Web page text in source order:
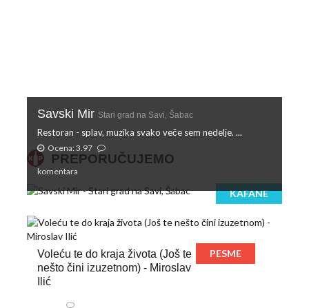
PREPORUČUJEMO
KAFANE
Savski Mir Stari grad na Savi, Šabac
Restoran - splav, muzika svako veče sem nedelje. ...
Ocena: 3.97
komentara
Voleću te do kraja života (Još te
nešto čini izuzetnom) - Miroslav
Ilić
PESME